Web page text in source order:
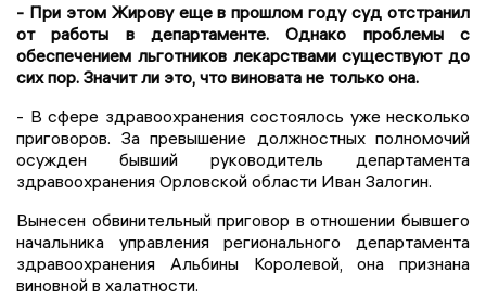
- При этом Жирову еще в прошлом году суд отстранил
от работы в департаменте. Однако проблемы с
обеспечением льготников лекарствами существуют до
сих пор. Значит ли это, что виновата не только она.
- В сфере здравоохранения состоялось уже несколько
приговоров. За превышение должностных полномочий
осужден бывший руководитель департамента
здравоохранения Орловской области Иван Залогин.
Вынесен обвинительный приговор в отношении бывшего
начальника управления регионального департамента
здравоохранения Альбины Королевой, она признана
виновной в халатности.